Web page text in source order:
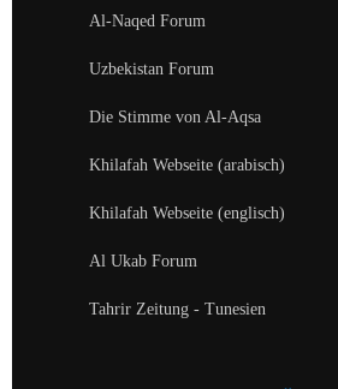
Al-Naqed Forum
Uzbekistan Forum
Die Stimme von Al-Aqsa
Khilafah Webseite (arabisch)
Khilafah Webseite (englisch)
Al Ukab Forum
Tahrir Zeitung - Tunesien